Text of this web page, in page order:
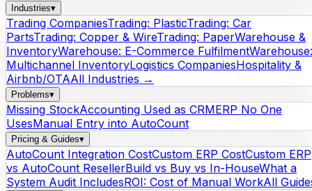
Industries▾
Trading CompaniesTrading: PlasticTrading: Car
PartsTrading: Copper & WireTrading: PaperWarehouse &
InventoryWarehouse: E-Commerce FulfilmentWarehouse:
Multichannel InventoryLogistics CompaniesHospitality &
Airbnb/OTAAll Industries →
Problems▾
Missing StockAccounting Used as CRMERP No One
UsesManual Entry into AutoCount
Pricing & Guides▾
AutoCount Integration CostCustom ERP CostCustom ERP
vs AutoCount ResellerBuild vs Buy vs In-HouseWhat a
System Audit IncludesROI: Cost of Manual WorkAll